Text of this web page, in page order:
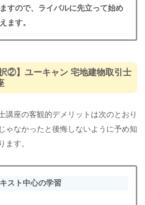
すので、ライバルに先立って始め
ます。
択②】ユーキャン 宅地建物取引士
講座の客観的デメリットは次のとおり
ゃなかったと後悔しないように予め知
ます。
スト中心の学習